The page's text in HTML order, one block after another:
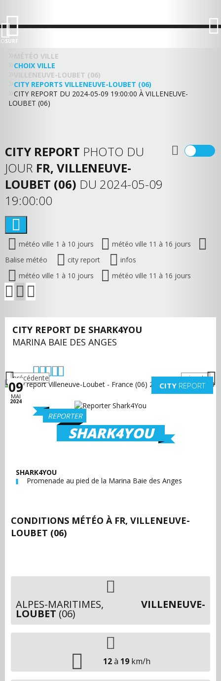
SURF
MÉTÉO VILLE
CHOIX VILLE
VILLENEUVE-LOUBET (06)
CITY REPORTS VILLENEUVE-LOUBET (06)
CITY REPORT DU 2024-05-09 19:00:00 À VILLENEUVE-
LOUBET (06)
CITY REPORT PHOTO DU
JOUR FR, VILLENEUVE-
LOUBET (06) DU 2024-05-09
19:00:00
météo ville 1 à 10 jours
météo ville 11 à 16 jours
Balise météo
city report
infos
météo ville 1 à 10 jours
météo ville 11 à 16 jours
CITY REPORT DE SHARK4YOU
MARINA BAIE DES ANGES
09
MAI
2024
CITY REPORT
précédente suivante
REPORTER
SHARK4YOU
SHARK4YOU
Promenade au pied de la Marina Baie des Anges
CONDITIONS MÉTÉO À FR, VILLENEUVE-
LOUBET (06)
ALPES-MARITIMES, VILLENEUVE-
LOUBET (06)
12à 19 km/h